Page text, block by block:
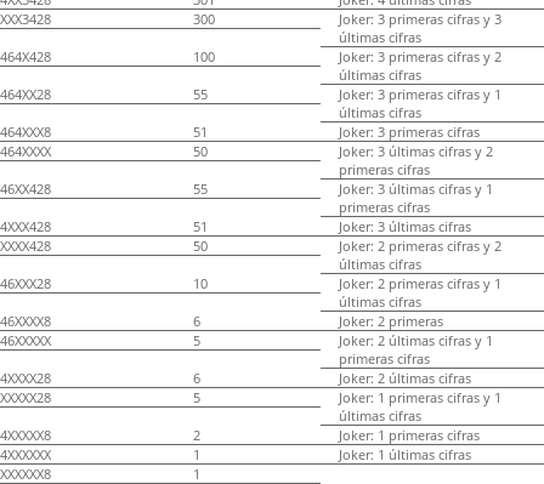
XXX3428
300
Joker: 3 primeras cifras y 3
últimas cifras
464X428
100
Joker: 3 primeras cifras y 2
últimas cifras
464XX28
55
Joker: 3 primeras cifras y 1
últimas cifras
464XXX8
51
Joker: 3 primeras cifras
464XXXX
50
Joker: 3 últimas cifras y 2
primeras cifras
46XX428
55
Joker: 3 últimas cifras y 1
primeras cifras
4XXX428
51
Joker: 3 últimas cifras
XXXX428
50
Joker: 2 primeras cifras y 2
últimas cifras
46XXX28
10
Joker: 2 primeras cifras y 1
últimas cifras
46XXXX8
6
Joker: 2 primeras
46XXXXX
5
Joker: 2 últimas cifras y 1
primeras cifras
4XXXX28
6
Joker: 2 últimas cifras
XXXXX28
5
Joker: 1 primeras cifras y 1
últimas cifras
4XXXXX8
2
Joker: 1 primeras cifras
4XXXXXX
1
Joker: 1 últimas cifras
XXXXXX8
1